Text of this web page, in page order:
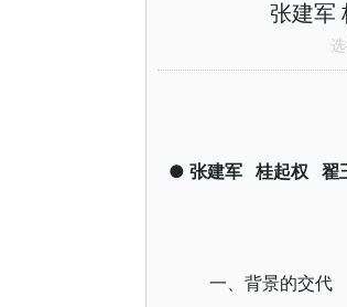
张建军
● 张建军 桂起权 翟
一、背景的交代